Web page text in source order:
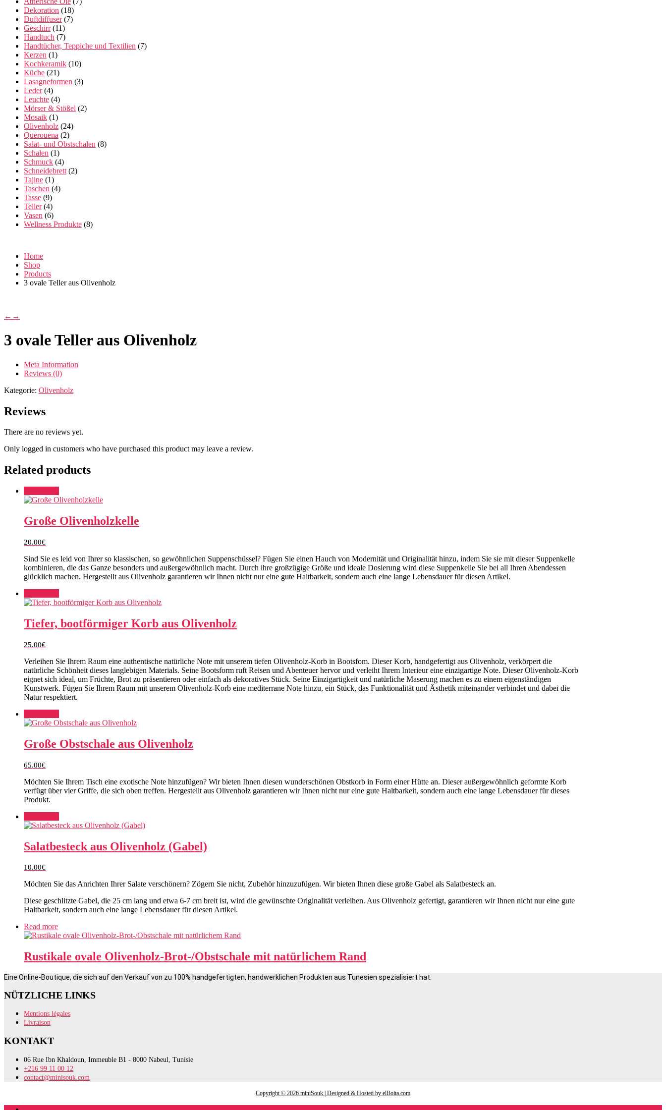
Dekoration (18)
Duftdiffuser (7)
Geschirr (11)
Handtuch (7)
Handtücher, Teppiche und Textilien (7)
Kerzen (1)
Kochkeramik (10)
Küche (21)
Lasagneformen (3)
Leder (4)
Leuchte (4)
Mörser & Stößel (2)
Mosaik (1)
Olivenholz (24)
Querouena (2)
Salat- und Obstschalen (8)
Schalen (1)
Schmuck (4)
Schneidebrett (2)
Tajine (1)
Taschen (4)
Tasse (9)
Teller (4)
Vasen (6)
Wellness Produkte (8)
Home
Shop
Products
3 ovale Teller aus Olivenholz
← →
3 ovale Teller aus Olivenholz
Meta Information
Reviews (0)
Kategorie: Olivenholz
Reviews
There are no reviews yet.
Only logged in customers who have purchased this product may leave a review.
Related products
Große Olivenholzkelle
20.00€
Sind Sie es leid von Ihrer so klassischen, so gewöhnlichen Suppenschüssel? Fügen Sie einen Hauch von Modernität und Originalität hinzu, indem Sie sie mit dieser Suppenkelle
kombinieren, die das Ganze besonders und außergewöhnlich macht. Durch ihre großzügige Größe und ideale Dosierung wird diese Suppenkelle Sie bei all Ihren Abendessen
glücklich machen. Hergestellt aus Olivenholz garantieren wir Ihnen nicht nur eine gute Haltbarkeit, sondern auch eine lange Lebensdauer für diesen Artikel.
Tiefer, bootförmiger Korb aus Olivenholz
25.00€
Verleihen Sie Ihrem Raum eine authentische natürliche Note mit unserem tiefen Olivenholz-Korb in Bootsfom. Dieser Korb, handgefertigt aus Olivenholz, verkörpert die
natürliche Schönheit dieses langlebigen Materials. Seine Bootsform ruft Reisen und Abenteuer hervor und verleiht Ihrem Interieur eine einzigartige Note. Dieser Olivenholz-Korb
eignet sich ideal, um Früchte, Brot zu präsentieren oder einfach als dekoratives Stück. Seine Einzigartigkeit und natürliche Maserung machen es zu einem eigenständigen
Kunstwerk. Fügen Sie Ihrem Raum mit unserem Olivenholz-Korb eine mediterrane Note hinzu, ein Stück, das Funktionalität und Ästhetik miteinander verbindet und dabei die
Natur respektiert.
Große Obstschale aus Olivenholz
65.00€
Möchten Sie Ihrem Tisch eine exotische Note hinzufügen? Wir bieten Ihnen diesen wunderschönen Obstkorb in Form einer Hütte an. Dieser außergewöhnlich geformte Korb
verfügt über vier Griffe, die sich oben treffen. Hergestellt aus Olivenholz garantieren wir Ihnen nicht nur eine gute Haltbarkeit, sondern auch eine lange Lebensdauer für dieses
Produkt.
Salatbesteck aus Olivenholz (Gabel)
10.00€
Möchten Sie das Anrichten Ihrer Salate verschönern? Zögern Sie nicht, Zubehör hinzuzufügen. Wir bieten Ihnen diese große Gabel als Salatbesteck an.
Diese geschlitzte Gabel, die 25 cm lang und etwa 6-7 cm breit ist, wird die gewünschte Originalität verleihen. Aus Olivenholz gefertigt, garantieren wir Ihnen nicht nur eine gute
Haltbarkeit, sondern auch eine lange Lebensdauer für diesen Artikel.
Read more
Rustikale ovale Olivenholz-Brot-/Obstschale mit natürlichem Rand
Eine Online-Boutique, die sich auf den Verkauf von zu 100% handgefertigten, handwerklichen Produkten aus Tunesien spezialisiert hat.
NÜTZLICHE LINKS
Mentions légales
Livraison
KONTAKT
06 Rue Ibn Khaldoun, Immeuble B1 - 8000 Nabeul, Tunisie
+216 99 11 00 12
contact@minisouk.com
Copyright © 2026 miniSouk | Designed & Hosted by elBoita.com